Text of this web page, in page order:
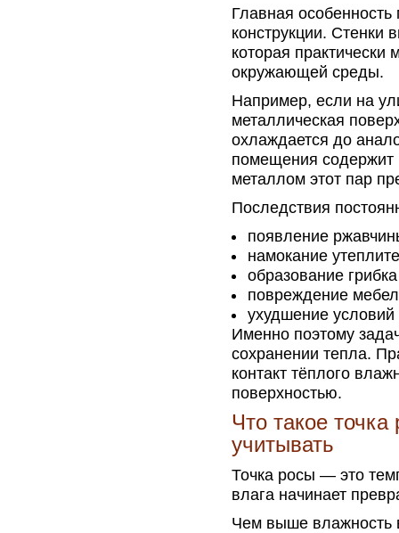
Главная особенность
конструкции.
которая практически
окружающей среды.
Например, если на
металлическая
охлаждается до
помещения содержит
металлом этот пар
Последствия
появление
намокание
образование
повреждение
ухудшение
Именно поэтому
сохранении тепла.
контакт тёплого
поверхностью.
Что такое
учитывать
Точка росы — это
влага начинает
Чем выше влажность